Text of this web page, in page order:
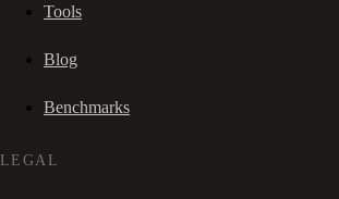
Tools
Blog
Benchmarks
LEGAL